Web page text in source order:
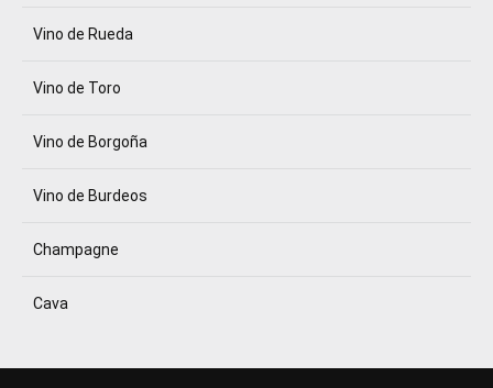
Vino de Rueda
Vino de Toro
Vino de Borgoña
Vino de Burdeos
Champagne
Cava